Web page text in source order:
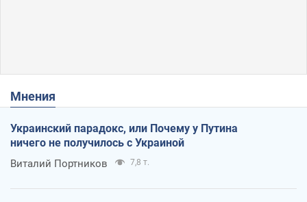
Мнения
Украинский парадокс, или Почему у Путина
ничего не получилось с Украиной
Виталий Портников 7,8 т.